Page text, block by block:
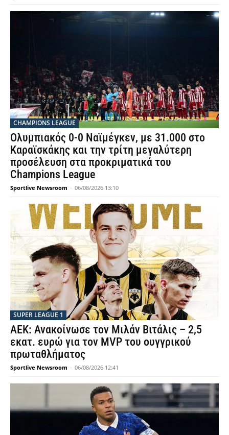
CHAMPIONS LEAGUE
Ολυμπιακός 0-0 Ναϊμέγκεν, με 31.000 στο
Καραϊσκάκης και την τρίτη μεγαλύτερη
προσέλευση στα προκριματικά του
Champions League
Sportlive Newsroom - 06/08/2026 13:10
SUPER LEAGUE 1
ΑΕΚ: Ανακοίνωσε τον Μιλάν Βιτάλις – 2,5
εκατ. ευρώ για τον MVP του ουγγρικού
πρωταθλήματος
Sportlive Newsroom - 06/08/2026 12:41